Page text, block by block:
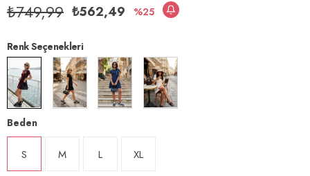
₺749,99 ₺562,49 25
Renk Seçenekleri
Beden
S M L XL